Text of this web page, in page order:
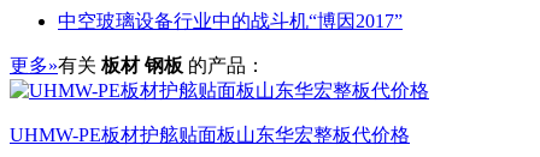
中空玻璃设备行业中的战斗机“博因2017”
更多»有关 板材 钢板 的产品：
UHMW-PE板材护舷贴面板山东华宏整板代价格